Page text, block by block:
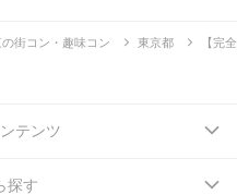
の街コン・趣味コン 東京都 【完
テンツ
探す